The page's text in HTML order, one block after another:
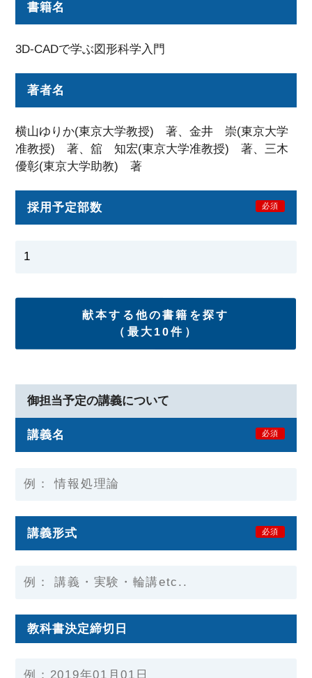
書籍名
3D-CADで学ぶ図形科学入門
著者名
横山ゆりか(東京大学教授) 著、金井 崇(東京大学
准教授) 著、舘 知宏(東京大学准教授) 著、三木
優彰(東京大学助教) 著
採用予定部数 必須
献本する他の書籍を探す
（最大10件）
御担当予定の講義について
講義名 必須
講義形式 必須
教科書決定締切日